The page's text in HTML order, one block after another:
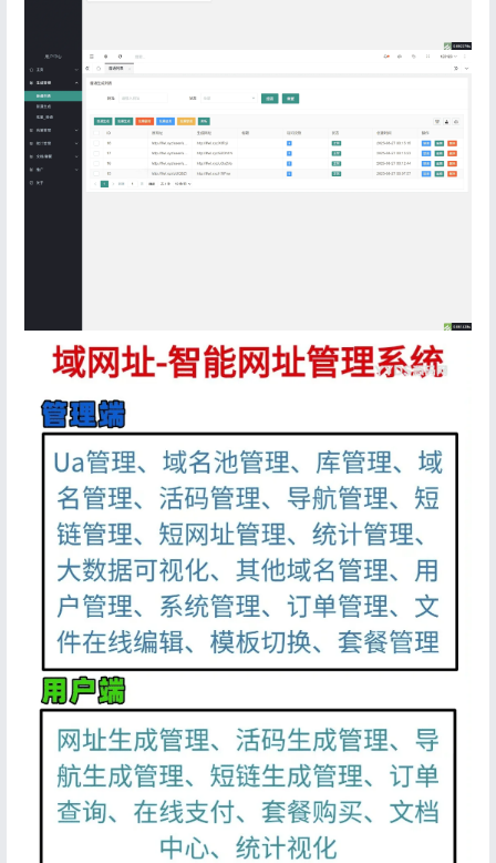
记住登录 忘记密码?
登录
用户协议 隐私政策